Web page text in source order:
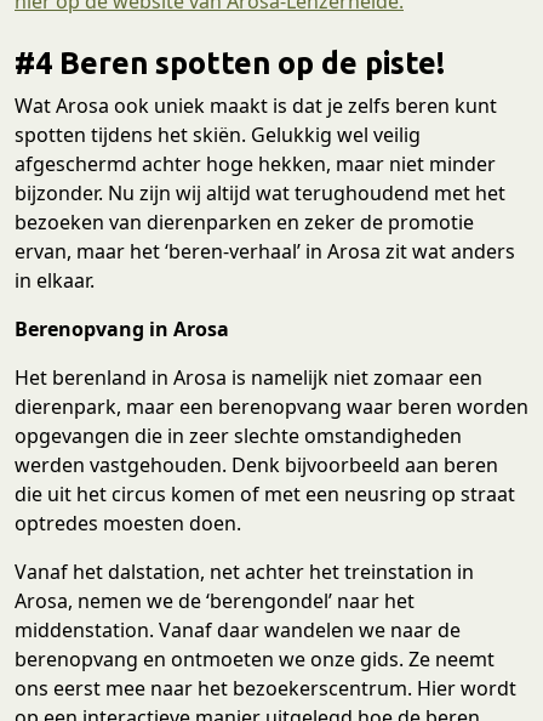
#4 Beren spotten op de piste!
Wat Arosa ook uniek maakt is dat je zelfs beren kunt
spotten tijdens het skiën. Gelukkig wel veilig
afgeschermd achter hoge hekken, maar niet minder
bijzonder. Nu zijn wij altijd wat terughoudend met het
bezoeken van dierenparken en zeker de promotie
ervan, maar het ‘beren-verhaal’ in Arosa zit wat anders
in elkaar.
Berenopvang in Arosa
Het berenland in Arosa is namelijk niet zomaar een
dierenpark, maar een berenopvang waar beren worden
opgevangen die in zeer slechte omstandigheden
werden vastgehouden. Denk bijvoorbeeld aan beren
die uit het circus komen of met een neusring op straat
optredes moesten doen.
Vanaf het dalstation, net achter het treinstation in
Arosa, nemen we de ‘berengondel’ naar het
middenstation. Vanaf daar wandelen we naar de
berenopvang en ontmoeten we onze gids. Ze neemt
ons eerst mee naar het bezoekerscentrum. Hier wordt